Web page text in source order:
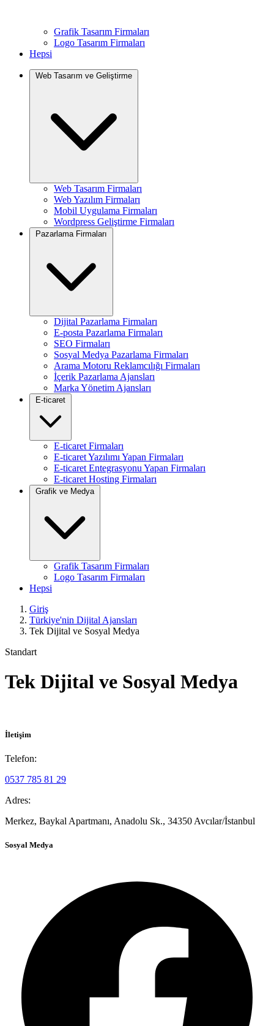
Grafik Tasarım Firmaları
Logo Tasarım Firmaları
Hepsi
Web Tasarım ve Geliştirme
Web Tasarım Firmaları
Web Yazılım Firmaları
Mobil Uygulama Firmaları
Wordpress Geliştirme Firmaları
Pazarlama Firmaları
Dijital Pazarlama Firmaları
E-posta Pazarlama Firmaları
SEO Firmaları
Sosyal Medya Pazarlama Firmaları
Arama Motoru Reklamcılığı Firmaları
İçerik Pazarlama Ajansları
Marka Yönetim Ajansları
E-ticaret
E-ticaret Firmaları
E-ticaret Yazılımı Yapan Firmaları
E-ticaret Entegrasyonu Yapan Firmaları
E-ticaret Hosting Firmaları
Grafik ve Medya
Grafik Tasarım Firmaları
Logo Tasarım Firmaları
Hepsi
Giriş
Türkiye'nin Dijital Ajansları
Tek Dijital ve Sosyal Medya
Standart
Tek Dijital ve Sosyal Medya
İletişim
Telefon:
0537 785 81 29
Adres:
Merkez, Baykal Apartmanı, Anadolu Sk., 34350 Avcılar/İstanbul
Sosyal Medya